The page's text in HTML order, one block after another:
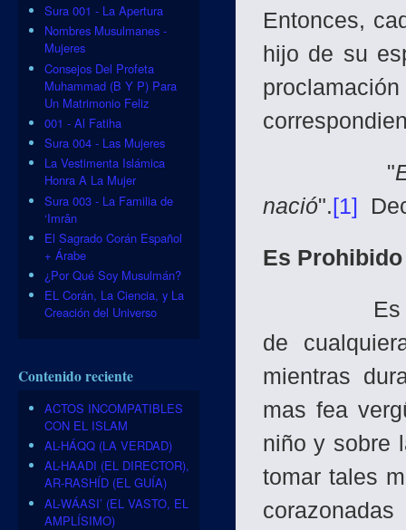
Entonces,
hijo de su
"
nació". [1]
Es
Es ilícito
de
mientras
mas fea
niño y sobre
tomar tales
Sura 001 - La Apertura
Nombres Musulmanes -
Mujeres
Consejos Del Profeta
Muhammad (B Y P) Para
Un Matrimonio Feliz
001 - Al Fatiha
Sura 004 - Las Mujeres
La Vestimenta Islámica
Honra A La Mujer
Sura 003 - La Familia de
‘Imrân
El Sagrado Corán Español
+ Árabe
¿Por Qué Soy Musulmán?
EL Corán, La Ciencia, y La
Creación del Universo
Contenido reciente
ACTOS INCOMPATIBLES
CON EL ISLAM
AL-HÁQQ (LA VERDAD)
AL-HAADI (EL DIRECTOR),
AR-RASHÍD (EL GUÍA)
AL-WÁASI’ (EL VASTO, EL
AMPLÍSIMO)